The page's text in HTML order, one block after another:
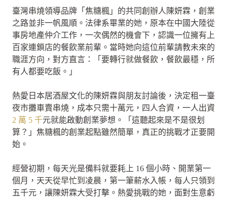
臺灣串燒領導品牌「焦糖楓」的共同創辦人陳妍霖，創業
之路並非一帆風順。法律系畢業的她，原本在中國大陸從
事房地產仲介工作，一次偶然的機會下，認識一位擁有上
百家連鎖店的餐飲業前輩。當時她向這位前輩請教未來的
職涯方向，對方直言：「要轉行就做餐飲，餐飲最穩，所
有人都要吃飯。」
熱愛日本居酒屋文化的陳妍霖與朋友討論後，決定租一臺
夜市攤車賣串燒，成本只需十萬元，四人合資，一人出資
2 萬 5 千元就能啟動創業夢想。「這聽起來是不是很划
算？」焦糖楓的創業起點雖然簡單，真正的挑戰才正要開
始。
經營初期，每天光是備料就要耗上 16 個小時、開業第一
個月，天天從早忙到凌晨，第一筆薪水入帳，每人只領到
五千元，讓陳妍霖大受打擊。熱愛挑戰的她，面對生意虧